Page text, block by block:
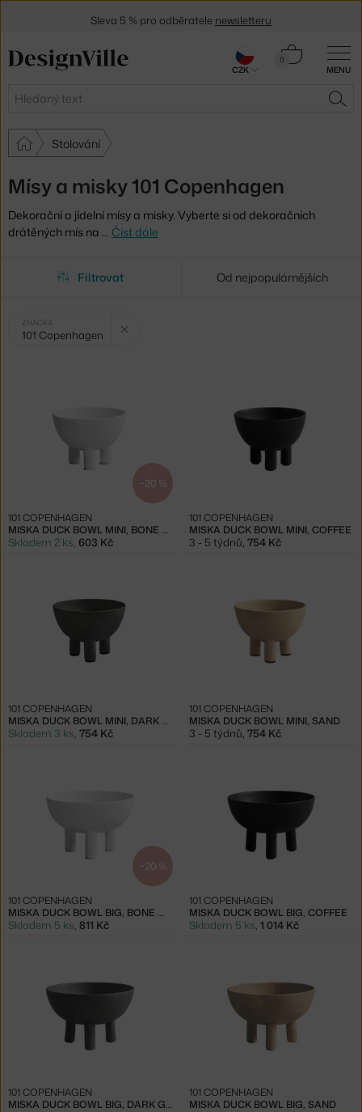
MENU
Hledat
0
Košík
Stolování
Mísy a misky 101 Copenhagen
Dekorační a jídelní mísy a misky. Vyberte si od dekoračních
drátěných mís na … Číst dále
Filtrovat Od nejpopulárnějších
Vybrané
filtry:
ZNAČKA
101 Copenhagen
−20 %
MISKA DUCK BOWL MINI, BONE WHITE
101 COPENHAGEN
Skladem 2 ks 603 Kč
MISKA DUCK BOWL MINI, COFFEE
101 COPENHAGEN
3 - 5 týdnů 754 Kč
MISKA DUCK BOWL MINI, DARK GREY
101 COPENHAGEN
Skladem 3 ks, 754 Kč
MISKA DUCK BOWL MINI, SAND
101 COPENHAGEN
3 - 5 týdnů, 754 Kč
−20 %
MISKA DUCK BOWL BIG, BONE WHITE
101 COPENHAGEN
Skladem 5 ks, 811 Kč
MISKA DUCK BOWL BIG, COFFEE
101 COPENHAGEN
Skladem 5 ks, 1 014 Kč
MISKA DUCK BOWL BIG, DARK GREY
101 COPENHAGEN
MISKA DUCK BOWL BIG, SAND
101 COPENHAGEN
Sleva 5 % pro odběratele newsletteru
CZK